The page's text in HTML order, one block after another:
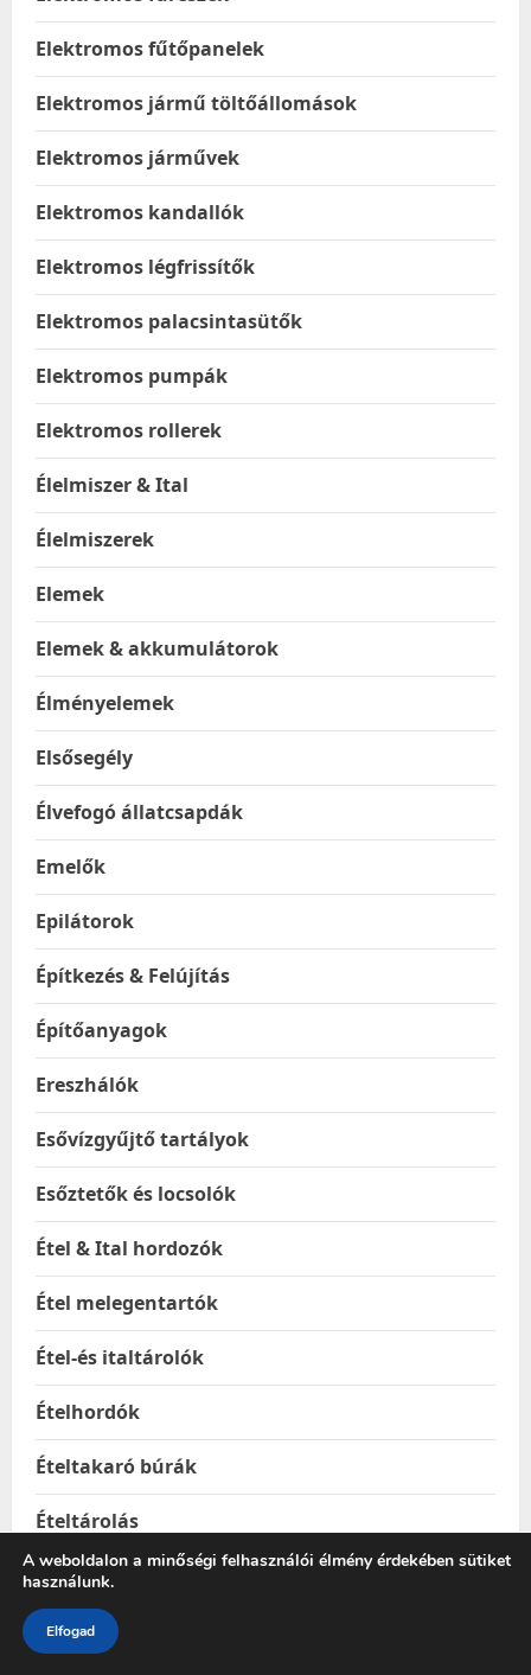
Elektromos fűtőpanelek
Elektromos jármű töltőállomások
Elektromos járművek
Elektromos kandallók
Elektromos légfrissítők
Elektromos palacsintasütők
Elektromos pumpák
Elektromos rollerek
Élelmiszer & Ital
Élelmiszerek
Elemek
Elemek & akkumulátorok
Élményelemek
Elsősegély
Élvefogó állatcsapdák
Emelők
Epilátorok
Építkezés & Felújítás
Építőanyagok
Ereszhálók
Esővízgyűjtő tartályok
Esőztetők és locsolók
Étel & Ital hordozók
Étel melegentartók
Étel-és italtárolók
Ételhordók
Ételtakaró búrák
Ételtárolás
Ételtárolók
Ételtermoszok
A weboldalon a minőségi felhasználói élmény érdekében sütiket
használunk.
Elfogad